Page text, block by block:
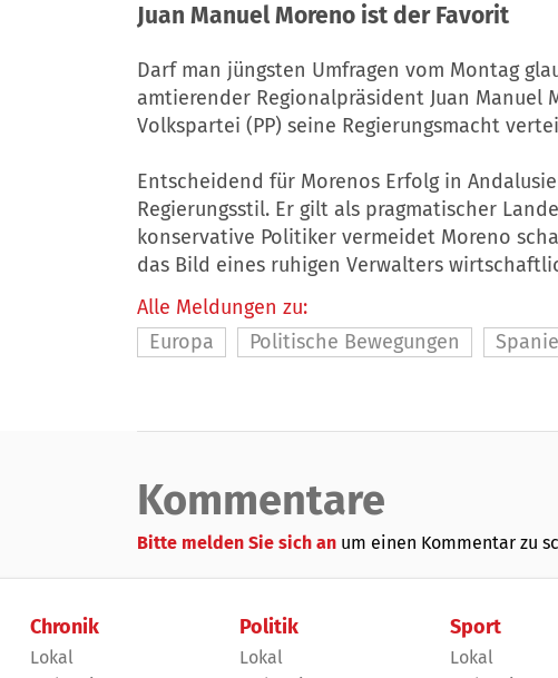
Juan Manuel Moreno ist der Favorit
Darf man jüngsten Umfragen vom Montag
amtierender Regionalpräsident Juan Manuel
Volkspartei (PP) seine Regierungsmacht
Entscheidend für Morenos Erfolg in
Regierungsstil. Er gilt als pragmatischer
konservative Politiker vermeidet Moreno
das Bild eines ruhigen Verwalters
Alle Meldungen zu:
Europa
Politische Bewegungen
Kommentare
Bitte melden Sie sich an um einen Kommentar zu
Chronik
Lokal
Politik
Lokal
Sport
Lokal